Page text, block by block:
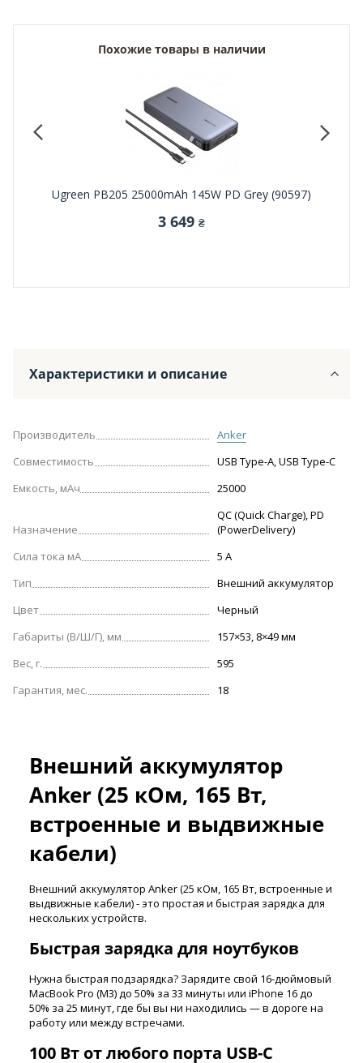
Похожие товары в наличии
Ugreen PB205 25000mAh 145W PD Grey (90597)
3 649 ₴
Характеристики и описание
Производитель
Anker
Совместимость
USB Type-A, USB Type-C
Емкость, мАч
25000
Назначение
QC (Quick Charge), PD
(PowerDelivery)
Сила тока мА
5 А
Тип
Внешний аккумулятор
Цвет
Черный
Габариты (В/Ш/Г), мм
157×53, 8×49 мм
Вес, г.
595
Гарантия, мес.
18
Внешний аккумулятор
Anker (25 кОм, 165 Вт,
встроенные и выдвижные
кабели)
Внешний аккумулятор Anker (25 кОм, 165 Вт, встроенные и
выдвижные кабели) - это простая и быстрая зарядка для
нескольких устройств.
Быстрая зарядка для ноутбуков
Нужна быстрая подзарядка? Зарядите свой 16-дюймовый
MacBook Pro (M3) до 50% за 33 минуты или iPhone 16 до
50% за 25 минут, где бы вы ни находились — в дороге на
работу или между встречами.
100 Вт от любого порта USB-C